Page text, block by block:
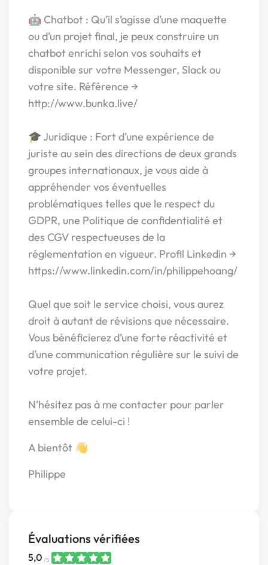
🤖 Chatbot : Qu’il s’agisse d’une maquette
ou d’un projet final, je peux construire un
chatbot enrichi selon vos souhaits et
disponible sur votre Messenger, Slack ou
votre site. Référence →
http://www.bunka.live/
🎓 Juridique : Fort d’une expérience de
juriste au sein des directions de deux grands
groupes internationaux, je vous aide à
appréhender vos éventuelles
problématiques telles que le respect du
GDPR, une Politique de confidentialité et
des CGV respectueuses de la
réglementation en vigueur. Profil Linkedin →
https://www.linkedin.com/in/philippehoang/
Quel que soit le service choisi, vous aurez
droit à autant de révisions que nécessaire.
Vous bénéficierez d’une forte réactivité et
d’une communication régulière sur le suivi de
votre projet.
N’hésitez pas à me contacter pour parler
ensemble de celui-ci !
A bientôt 👋
Philippe
Évaluations vérifiées
5,0 /5